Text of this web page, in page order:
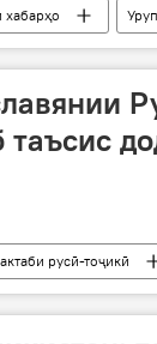
хабарҳо
таъсис
русӣ-тоҷикӣ